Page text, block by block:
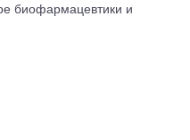
биофармацевтики и